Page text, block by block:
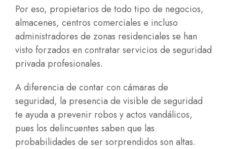
Por eso, propietarios de todo tipo de negocios,
almacenes, centros comerciales e incluso
administradores de zonas residenciales se han
visto forzados en contratar servicios de seguridad
privada profesionales.
A diferencia de contar con cámaras de
seguridad, la presencia de visible de seguridad
te ayuda a prevenir robos y actos vandálicos,
pues los delincuentes saben que las
probabilidades de ser sorprendidos son altas.